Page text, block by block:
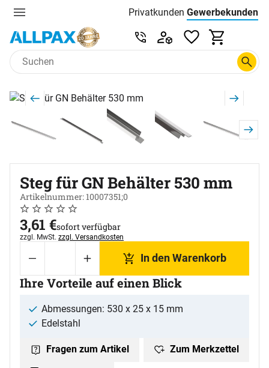
Menu Privatkunden Preisliste:
Gewerbekunden
Zum Hauptinhalt springen
Service & Beratung unter
Produktgalerie
Zur Kaufbox springen
Steg für GN Behälter 530 mm
Artikelnummer: 10007351;0
Noch keine Bewertungen abgegeben
0 Bewertungen
3,61 €sofort verfügbar
Steuerhinweis:
zzgl. MwSt. zzgl. Versandkosten
In den Warenkorb
Ihre Vorteile auf einen Blick
Abmessungen: 530 x 25 x 15 mm
Edelstahl
Fragen zum Artikel Zum Merkzettel